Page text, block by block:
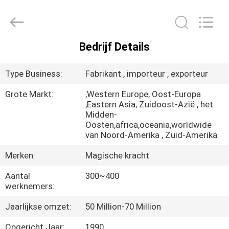
PRODUCTEN
OVER
ONS
FABRIEKSTOCHT
EQUIPMENT
CO.,LTD.
Bedrijf Details
Type Business:
Fabrikant , importeur , exporteur
Grote Markt:
,Western Europe, Oost-Europa
,Eastern Asia, Zuidoost-Azië , het
Midden-
Oosten,africa,oceania,worldwide
van Noord-Amerika , Zuid-Amerika
Merken:
Magische kracht
Aantal
werknemers:
300~400
Jaarlijkse omzet:
50 Million-70 Million
Opgericht Jaar:
1990